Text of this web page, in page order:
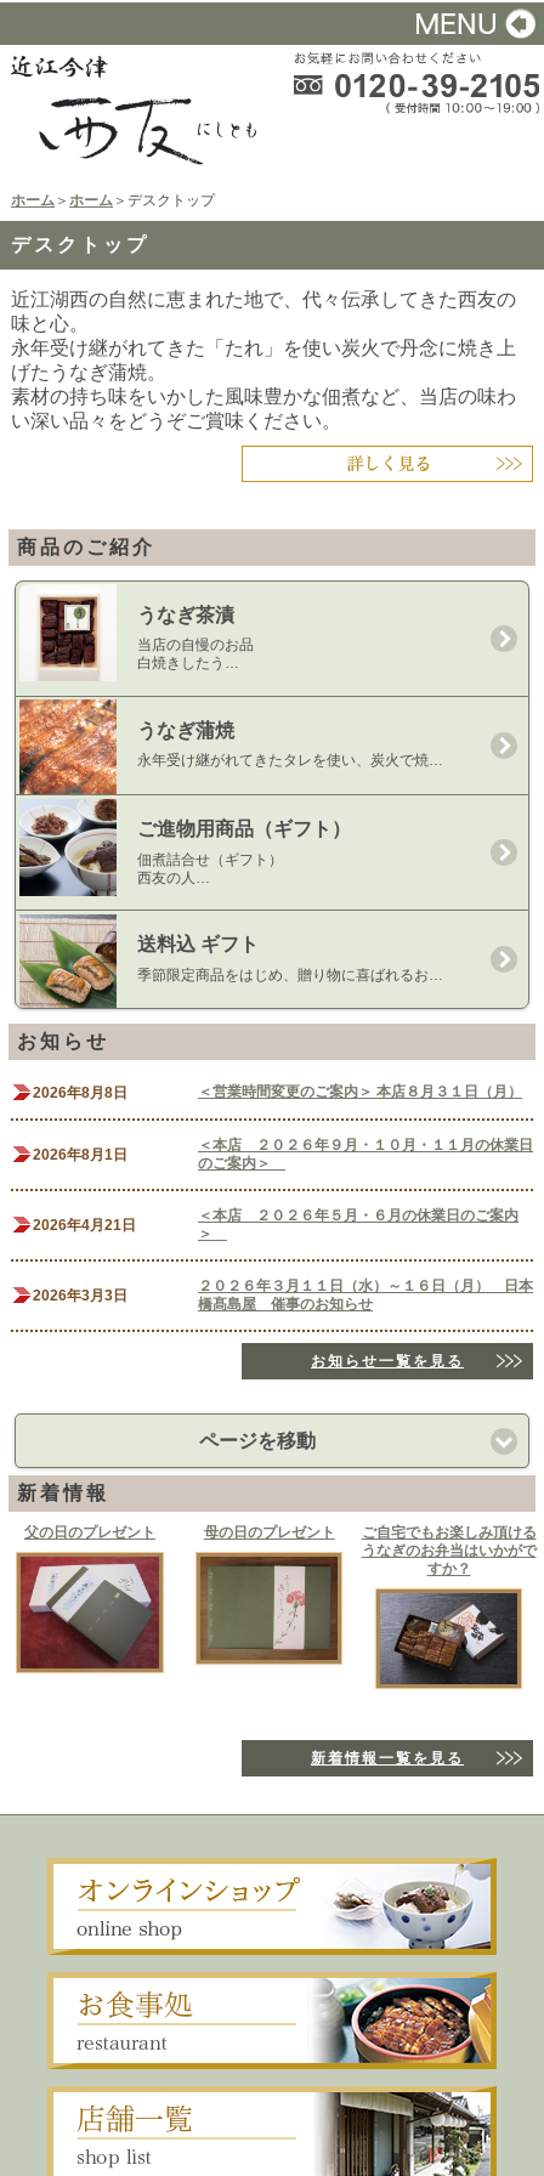
ホーム＞ ホーム＞デスクトップ
デスクトップ
近江湖西の自然に恵まれた地で、代々伝承してきた西友の
味と心。
永年受け継がれてきた「たれ」を使い炭火で丹念に焼き上
げたうなぎ蒲焼。
素材の持ち味をいかした風味豊かな佃煮など、当店の味わ
い深い品々をどうぞご賞味ください。
商品のご紹介
うなぎ茶漬
当店の自慢のお品
白焼きしたう…
うなぎ蒲焼
永年受け継がれてきたタレを使い、炭火で焼…
ご進物用商品（ギフト）
佃煮詰合せ（ギフト）
西友の人…
送料込 ギフト
季節限定商品をはじめ、贈り物に喜ばれるお…
お知らせ
2026年8月8日 ＜営業時間変更のご案内＞ 本店８月３１日（月）
2026年8月1日
＜本店 ２０２６年９月・１０月・１１月の休業日
のご案内＞
2026年4月21日
＜本店 ２０２６年５月・６月の休業日のご案内
＞
2026年3月3日
２０２６年３月１１日（水）～１６日（月） 日本
橋髙島屋 催事のお知らせ
お知らせ一覧を見る
ページを移動
新着情報
父の日のプレゼント 母の日のプレゼント
ご自宅でもお楽しみ頂ける
うなぎのお弁当はいかがで
すか？
新着情報一覧を見る